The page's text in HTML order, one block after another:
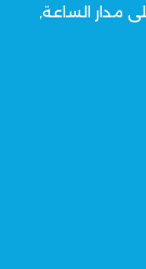
مدار الساعة,